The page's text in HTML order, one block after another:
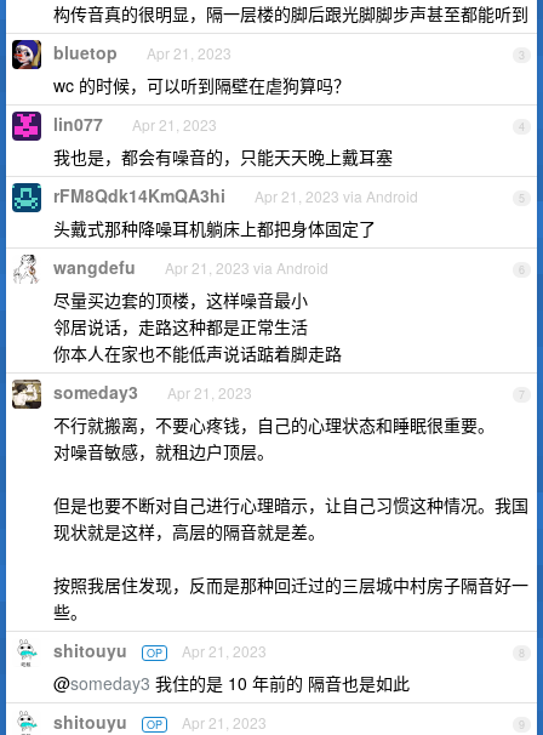
构传音真的很明显，隔一层楼的脚后跟光脚脚步声甚至都能听到
3
bluetop Apr 21, 2023
wc 的时候，可以听到隔壁在虐狗算吗？
4
lin077 Apr 21, 2023
我也是，都会有噪音的，只能天天晚上戴耳塞
5
rFM8Qdk14KmQA3hi Apr 21, 2023 via Android
头戴式那种降噪耳机躺床上都把身体固定了
6
wangdefu Apr 21, 2023 via Android
尽量买边套的顶楼，这样噪音最小
邻居说话，走路这种都是正常生活
你本人在家也不能低声说话踮着脚走路
7
someday3 Apr 21, 2023
不行就搬离，不要心疼钱，自己的心理状态和睡眠很重要。
对噪音敏感，就租边户顶层。
但是也要不断对自己进行心理暗示，让自己习惯这种情况。我国
现状就是这样，高层的隔音就是差。
按照我居住发现，反而是那种回迁过的三层城中村房子隔音好一
些。
8
shitouyu OP Apr 21, 2023
@someday3 我住的是 10 年前的 隔音也是如此
9
shitouyu OP Apr 21, 2023